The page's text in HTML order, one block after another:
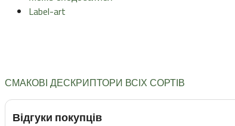
Label-art
СМАКОВІ ДЕСКРИПТОРИ ВСІХ СОРТІВ
Відгуки покупців